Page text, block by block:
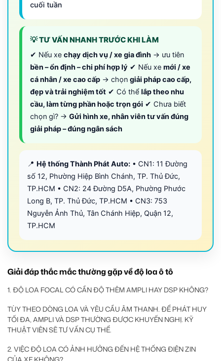
cuối tuần
💡 TƯ VẤN NHANH TRƯỚC KHI LÀM
✔ Nếu xe chạy dịch vụ / xe gia đình → ưu tiên
bền – ổn định – chi phí hợp lý ✔ Nếu xe mới / xe
cá nhân / xe cao cấp → chọn giải pháp cao cấp,
đẹp và trải nghiệm tốt ✔ Có thể lắp theo nhu
cầu, làm từng phần hoặc trọn gói ✔ Chưa biết
chọn gì? → Gửi hình xe, nhân viên tư vấn đúng
giải pháp – đúng ngân sách
📍 Hệ thống Thành Phát Auto: • CN1: 11 Đường
số 12, Phường Hiệp Bình Chánh, TP. Thủ Đức,
TP.HCM • CN2: 24 Đường D5A, Phường Phước
Long B, TP. Thủ Đức, TP.HCM • CN3: 753
Nguyễn Ảnh Thủ, Tân Chánh Hiệp, Quận 12,
TP.HCM
Giải đáp thắc mắc thường gặp về độ loa ô tô
1. ĐỘ LOA FOCAL CÓ CẦN ĐỘ THÊM AMPLI HAY DSP KHÔNG?
TÙY THEO DÒNG LOA VÀ YÊU CẦU ÂM THANH. ĐỂ PHÁT HUY
TỐI ĐA, AMPLI VÀ DSP THƯỜNG ĐƯỢC KHUYẾN NGHỊ. KỸ
THUẬT VIÊN SẼ TƯ VẤN CỤ THỂ.
2. VIỆC ĐỘ LOA CÓ ẢNH HƯỞNG ĐẾN HỆ THỐNG ĐIỆN ZIN
CỦA XE KHÔNG?